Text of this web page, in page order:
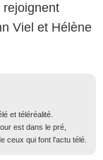
rejoignent
Viel et Hélène
et téléréalité.
est dans le pré,
ceux qui font l'actu télé.